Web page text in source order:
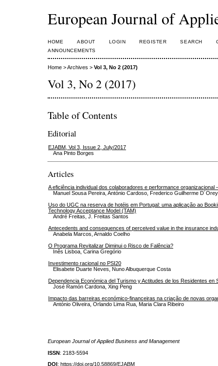
European Journal of
HOME ABOUT LOGIN REGISTER SEARCH
ANNOUNCEMENTS
Home >Archives > Vol 3, No 2 (2017)
Vol 3, No 2 (2017)
Table of Contents
Editorial
EJABM, Vol 3, Issue 2, July/2017
Ana Pinto Borges
Articles
A eficiência individual dos colaboradores e performance organizacional
Manuel Sousa Pereira, António Cardoso, Frederico Guilherme D´Orey
Uso do UGC na reserva de hotéis em Portugal: uma aplicação ao
Technology Acceptance Model (TAM)
André Freitas, J. Freitas Santos
Antecedents and consequences of perceived value in the insurance
Anabela Marcos, Arnaldo Coelho
O Programa Revitalizar Diminui o Risco de Falência?
Inês Lisboa, Carina Gregório
Investimento racional no PSI20
Elisabete Duarte Neves, Nuno Albuquerque Costa
Dependencia Económica del Turismo y Actitudes de los Residentes en
José Ramón Cardona, Xing Peng
Impacto das barreiras económico-financeiras na criação de novas
António Oliveira, Orlando Lima Rua, Maria Clara Ribeiro
European Journal of Applied Business and Management
ISSN: 2183-5594
DOI: https://doi.org/10.58869/EJABM